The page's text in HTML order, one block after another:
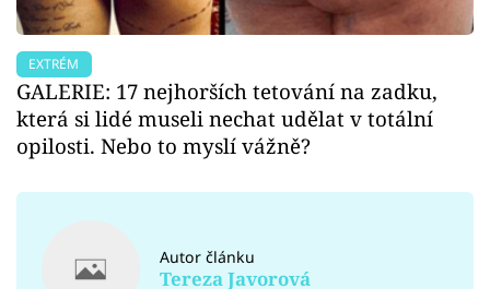
EXTRÉM
GALERIE: 17 nejhorších tetování na zadku,
která si lidé museli nechat udělat v totální
opilosti. Nebo to myslí vážně?
Autor článku
Tereza Javorová